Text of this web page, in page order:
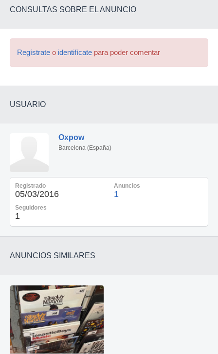
CONSULTAS SOBRE EL ANUNCIO
Regístrate o identifícate para poder comentar
USUARIO
Oxpow
Barcelona (España)
Registrado
05/03/2016
Anuncios
1
Seguidores
1
ANUNCIOS SIMILARES